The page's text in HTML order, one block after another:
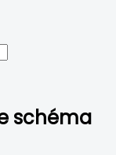
schéma